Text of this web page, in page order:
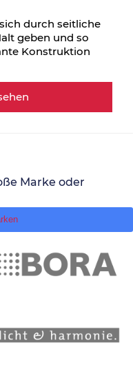
durch seitliche
geben und so
Konstruktion
Marke oder